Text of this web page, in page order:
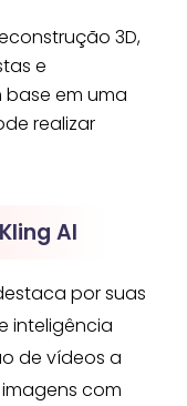
3D,
e
em uma
realizar
AI
por suas
inteligência
de vídeos a
com